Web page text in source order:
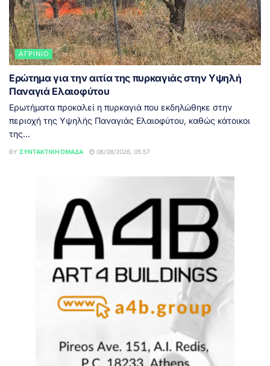
ΑΓΡΊΝΙΟ
Ερώτημα για την αιτία της πυρκαγιάς στην Υψηλή
Παναγιά Ελαιοφύτου
Ερωτήματα προκαλεί η πυρκαγιά που εκδηλώθηκε στην
περιοχή της Υψηλής Παναγιάς Ελαιοφύτου, καθώς κάτοικοι
της...
BY ΣΥΝΤΑΚΤΙΚΉ ΟΜΆΔΑ 06/08/2026, 05:57